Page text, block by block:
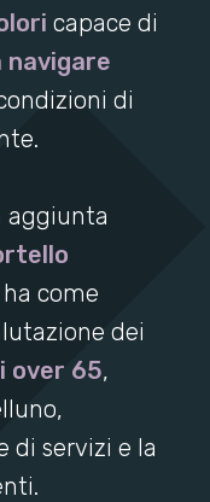
capace di
navigare
di
aggiunta
come
dei
over 65,
di servizi e la